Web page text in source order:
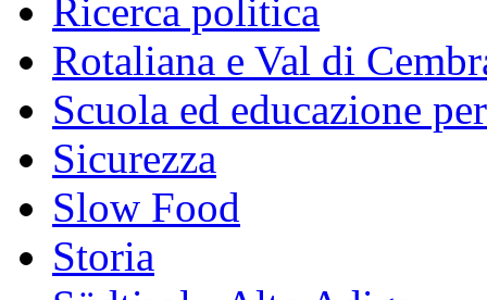
Ricerca politica
Rotaliana e Val di
Scuola ed educazione
Sicurezza
Slow Food
Storia